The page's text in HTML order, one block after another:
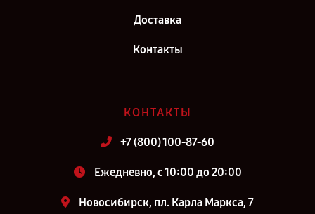
Доставка
Контакты
КОНТАКТЫ
+7 (800) 100-87-60
Ежедневно, с 10:00 до 20:00
Новосибирск, пл. Карла Маркса, 7